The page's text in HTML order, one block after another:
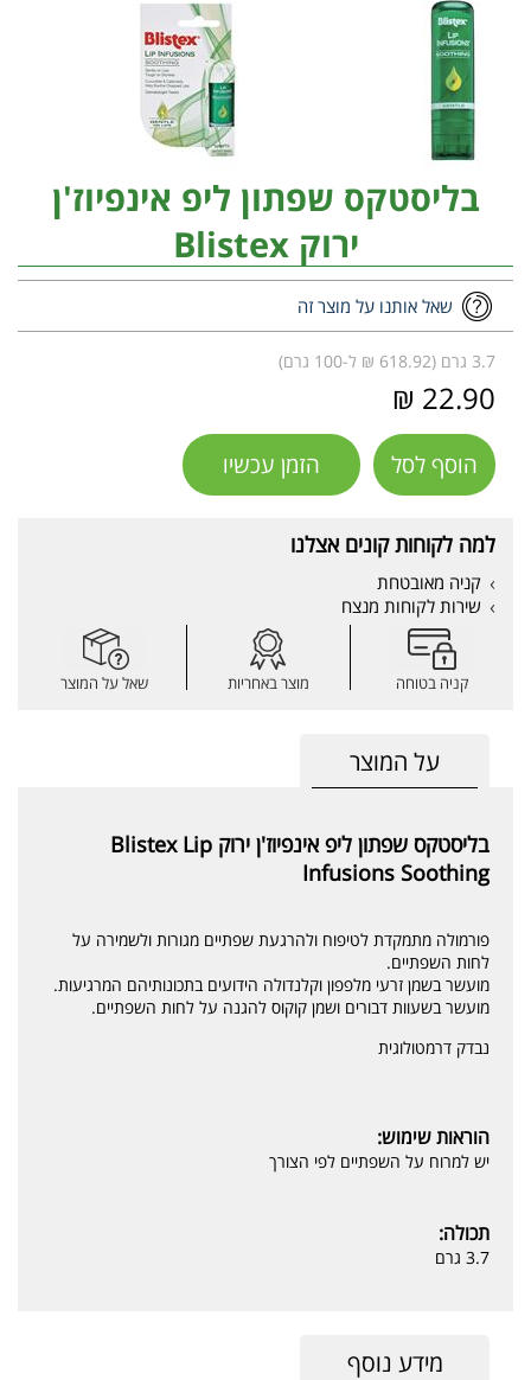
בליסטקס שפתון ליפ אינפיוז'ן
ירוק Blistex
שאל אותנו על מוצר זה
3.7 גרם (618.92 ₪ ל-100 גרם)
22.90 ₪
הוסף לסל הזמן עכשיו
למה לקוחות קונים אצלנו
קניה מאובטחת
שירות לקוחות מנצח
קניה בטוחה מוצר באחריות שאל על המוצר
על המוצר
בליסטקס שפתון ליפ אינפיוז'ן ירוק Blistex Lip
Infusions Soothing
פורמולה מתמקדת לטיפוח ולהרגעת שפתיים מגורות ולשמירה על
לחות השפתיים.
מועשר בשמן זרעי מלפפון וקלנדולה הידועים בתכונותיהם המרגיעות.
מועשר בשעוות דבורים ושמן קוקוס להגנה על לחות השפתיים.
נבדק דרמטולוגית
הוראות שימוש:
יש למרוח על השפתיים לפי הצורך
תכולה:
3.7 גרם
מידע נוסף